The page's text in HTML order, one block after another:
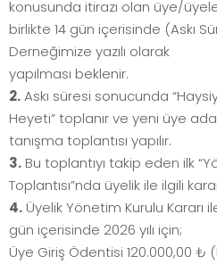
konusunda itirazı olan üye/
birlikte 14 gün içerisinde (Askı
Derneğimize yazılı olarak
yapılması beklenir.
2.Askı süresi sonucunda
Heyeti” toplanır ve yeni üye
tanışma toplantısı yapılır.
3. Bu toplantıyı takip eden ilk
Toplantısı”nda üyelik ile ilgili
4. Üyelik Yönetim Kurulu Kararı
gün içerisinde 2026 yılı için;
Üye Giriş Ödentisi 120.000,00